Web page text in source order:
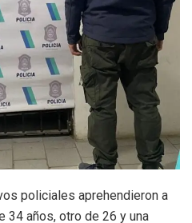
policiales aprehendieron a
34 años, otro de 26 y una